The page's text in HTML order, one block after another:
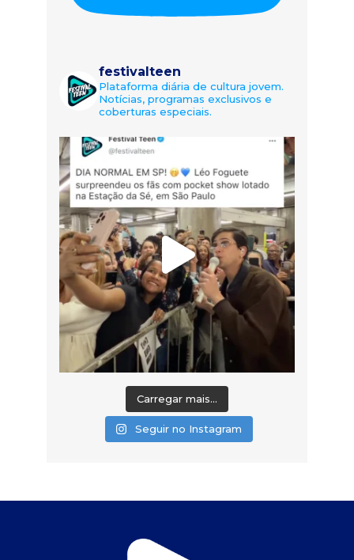
festivalteen
Plataforma diária de cultura jovem.
Notícias, programas exclusivos e
coberturas especiais.
Carregar mais...
Seguir no Instagram